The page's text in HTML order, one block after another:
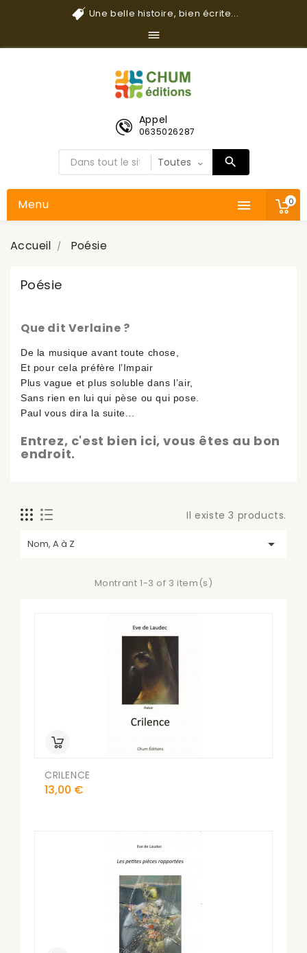
Une belle histoire, bien écrite...

0
Appel
0635026287

Menu
Accueil Poésie
Poésie
Que dit Verlaine ?
De la musique avant toute chose,
Et pour cela préfère l’Impair
Plus vague et plus soluble dans l’air,
Sans rien en lui qui pèse ou qui pose.
Paul vous dira la suite...
Entrez, c'est bien ici, vous êtes au bon
endroit.
Il existe 3 products.
Nom, A à Z 
Montrant 1-3 of 3 item(s)
CRILENCE
Prix
13,00 €